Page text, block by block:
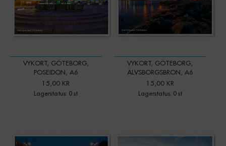
VYKORT, GÖTEBORG,
POSEIDON, A6
15,00 KR
Lagerstatus: 0 st
VYKORT, GÖTEBORG,
ÄLVSBORGSBRON, A6
15,00 KR
Lagerstatus: 0 st